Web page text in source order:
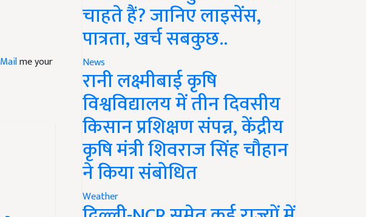
चाहते हैं? जानिए लाइसेंस,
पात्रता, खर्च सबकुछ..
News
रानी लक्ष्मीबाई कृषि
विश्वविद्यालय में तीन दिवसीय
किसान प्रशिक्षण संपन्न, केंद्रीय
कृषि मंत्री शिवराज सिंह चौहान
ने किया संबोधित
Weather